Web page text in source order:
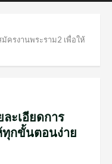
มัครงานพระราม2 เพื่อให้
ะเอียดการ
ทุกขั้นตอนง่าย